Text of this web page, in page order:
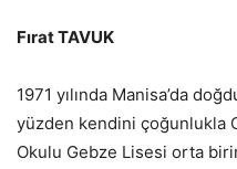
Fırat TAVUK
1971 yılında Manisa’da
yüzden kendini çoğunlukla
Okulu Gebze Lisesi orta